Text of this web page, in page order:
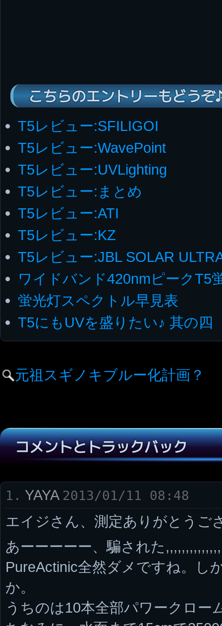
こちらのエントリーもどうぞ
T5レビュー:SFILIGOI
T5レビュー:WavePoint
T5レビュー:UVLighting
T5レビュー:まとめ
T5レビュー:ATI
T5レビュー:KZ
T5レビュー:JBL SOLAR
ワイドバンド420nmピークT5
蛍光灯スペクトル早見表
T5にもUVを盛りたい♪ 其の四
元祖スギノキブルー化計画？
コメントとトラックバック
1. YAYA 2013/01/11 08:48
エイジさん、測定ありがとうご
あーーーーー、騙された
PureActinic全然ダメですね。し
か。
うちのは10本全部パワークロー